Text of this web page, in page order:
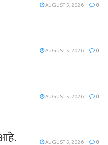
AUGUST 5, 2026 0
AUGUST 5, 2026 0
AUGUST 5, 2026 0
AUGUST 5, 2026 0